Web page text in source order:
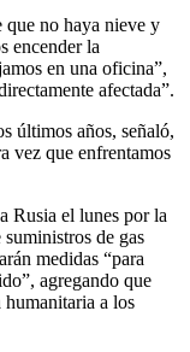
que no haya nieve y
encender la
en una oficina”,
afectada”.
últimos años, señaló,
vez que enfrentamos
Rusia el lunes por la
de gas
medidas “para
agregando que
a los